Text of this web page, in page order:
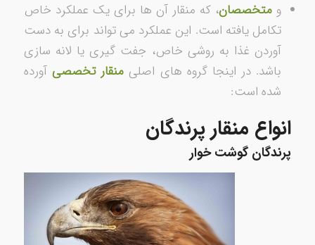
و متخصصان، که منقار آن­ ها برای یک عملکرد خاص
تکامل یافته است. این عملکرد می ­تواند برای به ­دست
آوردن غذا به روشی خاص­، جفت­ گیری یا لانه سازی
باشد. در اینجا گروه­ های اصلی منقار تخصصی آورده
شده است:
انواع منقار پرندگان
پرندگان گوشت­ خوار